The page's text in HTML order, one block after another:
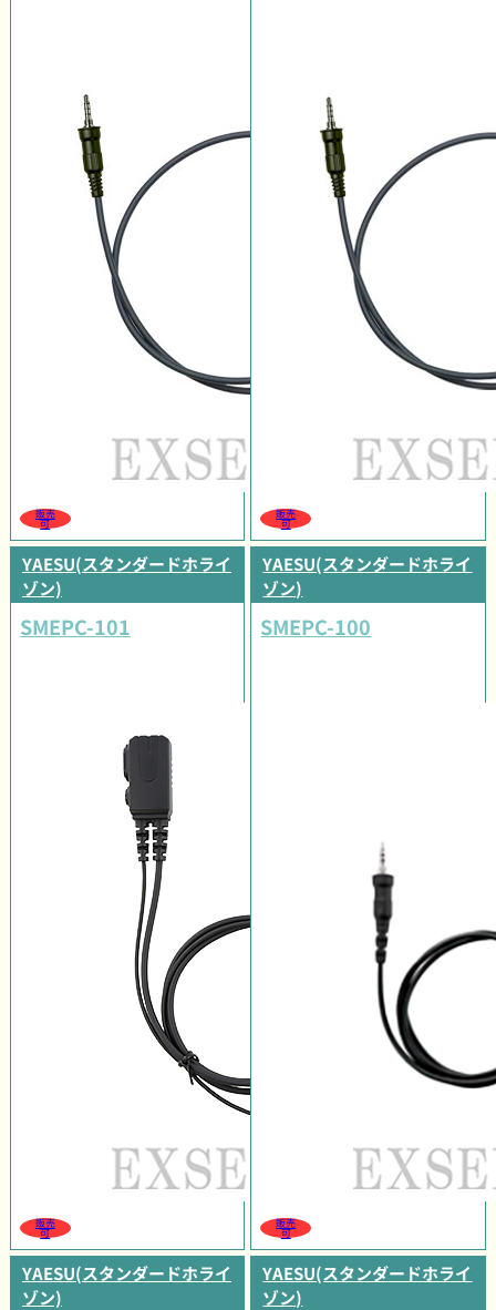
販売
可
販売
可
YAESU(スタンダードホライ
ゾン)
SMEPC-101
販売
可
YAESU(スタンダードホライ
ゾン)
SMEPC-100
販売
可
YAESU(スタンダードホライ
ゾン)
YAESU(スタンダードホライ
ゾン)